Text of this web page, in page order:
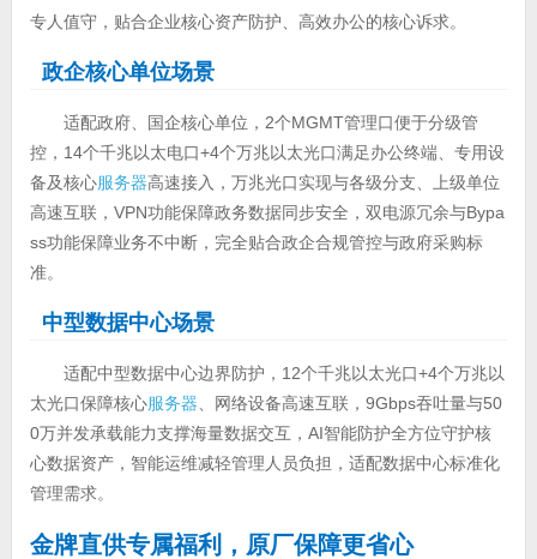
专人值守，贴合企业核心资产防护、高效办公的核心诉求。
政企核心单位场景
适配政府、国企核心单位，2个MGMT管理口便于分级管
控，14个千兆以太电口+4个万兆以太光口满足办公终端、专用设
备及核心服务器高速接入，万兆光口实现与各级分支、上级单位
高速互联，VPN功能保障政务数据同步安全，双电源冗余与Bypa
ss功能保障业务不中断，完全贴合政企合规管控与政府采购标
准。
中型数据中心场景
适配中型数据中心边界防护，12个千兆以太光口+4个万兆以
太光口保障核心服务器 、网络设备高速互联，9Gbps吞吐量与50
0万并发承载能力支撑海量数据交互，AI智能防护全方位守护核
心数据资产，智能运维减轻管理人员负担，适配数据中心标准化
管理需求。
金牌直供专属福利，原厂保障更省心